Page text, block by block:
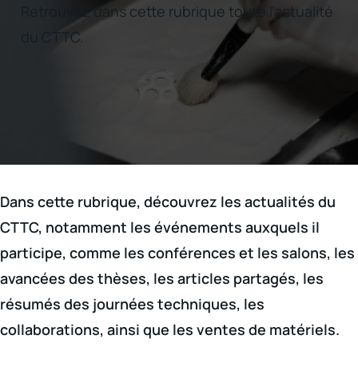
Retrouvez dans cette rubrique toute l'actualité
du CTTC.
Dans cette rubrique, découvrez les actualités du
CTTC, notamment les événements auxquels il
participe, comme les conférences et les salons, les
avancées des thèses, les articles partagés, les
résumés des journées techniques, les
collaborations, ainsi que les ventes de matériels.